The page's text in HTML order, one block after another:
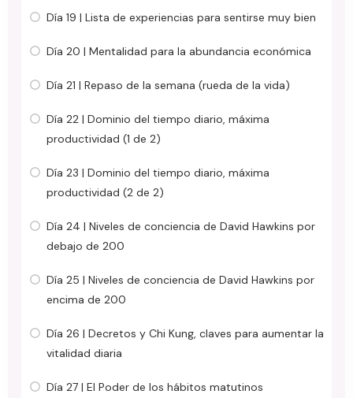
Día 19 | Lista de experiencias para sentirse muy bien
Día 20 | Mentalidad para la abundancia económica
Día 21 | Repaso de la semana (rueda de la vida)
Día 22 | Dominio del tiempo diario, máxima
productividad (1 de 2)
Día 23 | Dominio del tiempo diario, máxima
productividad (2 de 2)
Día 24 | Niveles de conciencia de David Hawkins por
debajo de 200
Día 25 | Niveles de conciencia de David Hawkins por
encima de 200
Día 26 | Decretos y Chi Kung, claves para aumentar la
vitalidad diaria
Día 27 | El Poder de los hábitos matutinos